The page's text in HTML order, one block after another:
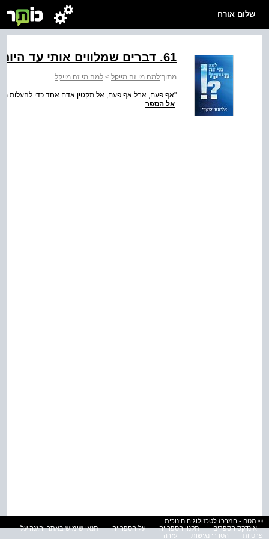
שלום אורח
61. דברים שמלווים אותי עד היום
מתוך:למה מי זה מייקל > למה מי זה מייקל
אל הספר
© מטח - המרכז לטכנולוגיה חינוכית
אינדקס הספרים
תקנון הספרייה על הספרייה
תנאי שימוש באתר והגנה על
פרטיות
הסדרי נגישות עזרה